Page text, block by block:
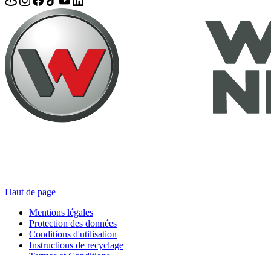
Haut de page
Mentions légales
Protection des données
Conditions d'utilisation
Instructions de recyclage